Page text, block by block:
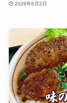
2026年8月2日